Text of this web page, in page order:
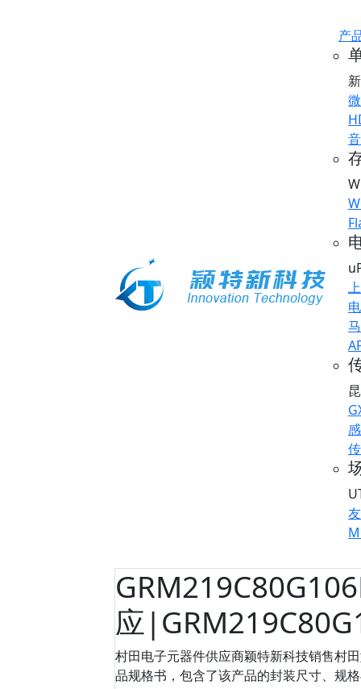
产
应
村田电子元器件供应商颖特新科技销售村
品规格书，包含了该产品的封装尺寸、规